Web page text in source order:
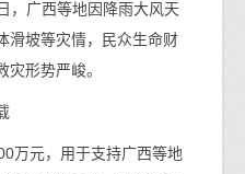
广西等地因降雨大风天
滑坡等灾情，民众生命财
形势严峻。
元，用于支持广西等地